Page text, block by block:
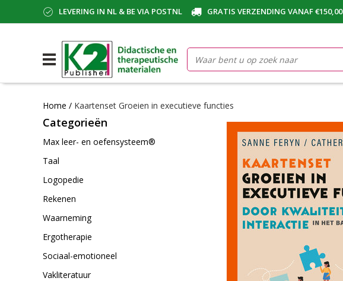
LEVERING IN NL & BE VIA POSTNL GRATIS VERZENDING VANAF €150,00
Home / Kaartenset Groeien in executieve functies
Categorieën
Max leer- en oefensysteem®
Taal
Logopedie
Rekenen
Waarneming
Ergotherapie
Sociaal-emotioneel
Vakliteratuur